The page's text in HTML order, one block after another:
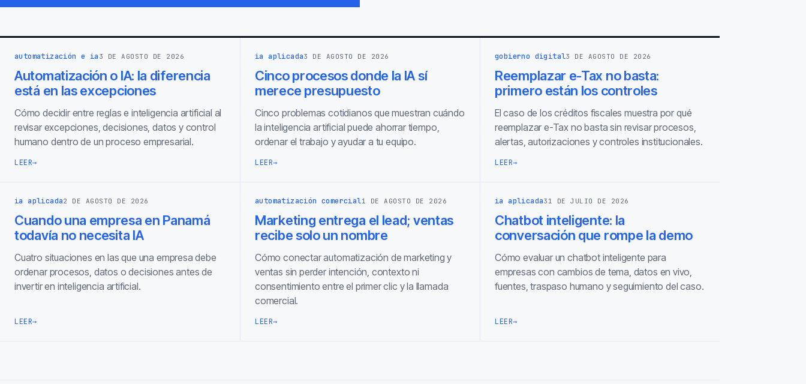
automatización e ia 3 DE AGOSTO DE 2026
Automatización o IA: la diferencia
está en las excepciones
Cómo decidir entre reglas e inteligencia artificial al
revisar excepciones, decisiones, datos y control
humano dentro de un proceso empresarial.
LEER→
ia aplicada3 DE AGOSTO DE 2026
Cinco procesos donde la IA sí
merece presupuesto
Cinco problemas cotidianos que muestran cuándo
la inteligencia artificial puede ahorrar tiempo,
ordenar el trabajo y ayudar a tu equipo.
LEER→
gobierno digital3 DE AGOSTO DE 2026
Reemplazar e-Tax no basta:
primero están los controles
El caso de los créditos fiscales muestra por qué
reemplazar e-Tax no basta sin revisar procesos,
alertas, autorizaciones y controles institucionales.
LEER→
ia aplicada2 DE AGOSTO DE 2026
Cuando una empresa en Panamá
todavía no necesita IA
Cuatro situaciones en las que una empresa debe
ordenar procesos, datos o decisiones antes de
invertir en inteligencia artificial.
LEER→
automatización comercial1 DE AGOSTO DE 2026
Marketing entrega el lead; ventas
recibe solo un nombre
Cómo conectar automatización de marketing y
ventas sin perder intención, contexto ni
consentimiento entre el primer clic y la llamada
comercial.
LEER→
ia aplicada31 DE JULIO DE 2026
Chatbot inteligente: la
conversación que rompe la demo
Cómo evaluar un chatbot inteligente para
empresas con cambios de tema, datos en vivo,
fuentes, traspaso humano y seguimiento del caso.
LEER→